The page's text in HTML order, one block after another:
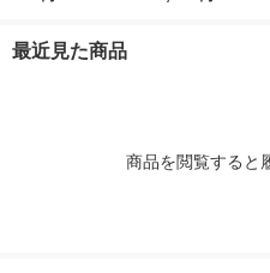
最近見た商品
商品を閲覧すると